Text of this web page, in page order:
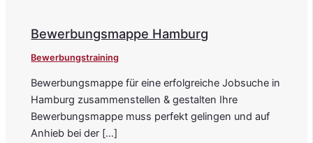
Bewerbungsmappe Hamburg
Bewerbungstraining
Bewerbungsmappe für eine erfolgreiche Jobsuche in
Hamburg zusammenstellen & gestalten Ihre
Bewerbungsmappe muss perfekt gelingen und auf
Anhieb bei der […]